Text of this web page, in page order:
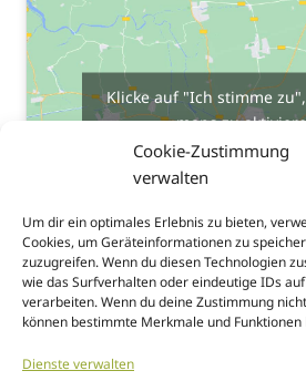
Cookie-Zustimmung
verwalten
Um dir ein optimales Erlebnis zu bieten,
Cookies, um Geräteinformationen zu
zuzugreifen. Wenn du diesen Technologien
wie das Surfverhalten oder eindeutige IDs
verarbeiten. Wenn du deine Zustimmung
können bestimmte Merkmale und
Dienste verwalten
Klicke auf "Ich stimme
maps zu
Cookies
Ich stimme zu